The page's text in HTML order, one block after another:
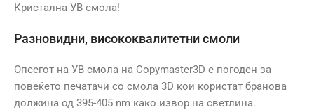
Кристална УВ смола!
Разновидни, висококвалитетни смоли
Опсегот на УВ смола на Copymaster3D е погоден за
повеќето печатачи со смола 3D кои користат бранова
должина од 395-405 nm како извор на светлина.